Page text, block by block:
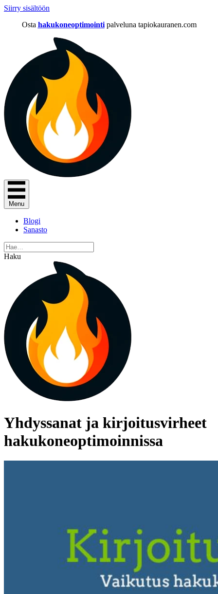
Siirry sisältöön
Osta hakukoneoptimointi palveluna tapiokauranen.com
Menu
Blogi
Sanasto
Haku
Yhdyssanat ja kirjoitusvirheet
hakukoneoptimoinnissa